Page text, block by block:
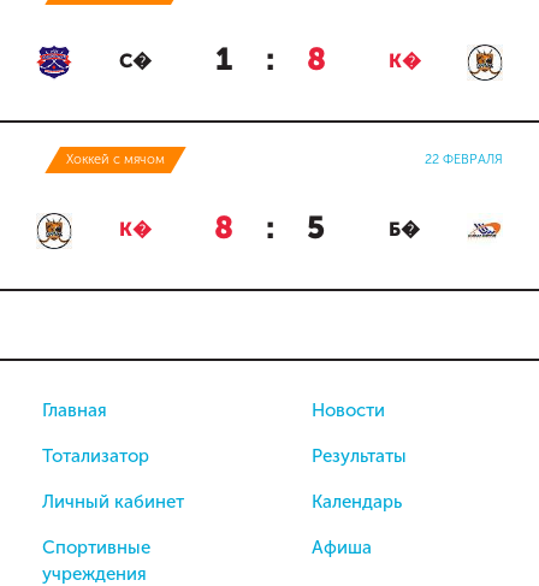
С� 1 : 8 К�
Хоккей с мячом 22 ФЕВРАЛЯ
К� 8 : 5 Б�
Главная
Тотализатор
Личный кабинет
Спортивные
учреждения
Новости
Результаты
Календарь
Афиша